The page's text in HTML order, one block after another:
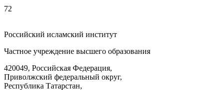
72
Российский исламский институт
Частное учреждение высшего образования
420049, Российская Федерация,
Приволжский федеральный округ,
Республика Татарстан,